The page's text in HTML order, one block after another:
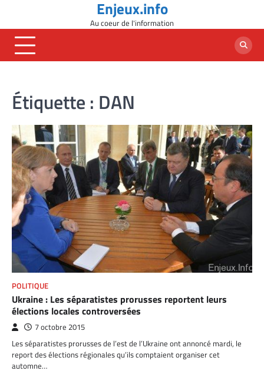
content
Enjeux.info
Au coeur de l'information
Étiquette : DAN
POLITIQUE
Ukraine : Les séparatistes prorusses reportent leurs
élections locales controversées
7 octobre 2015
Les séparatistes prorusses de l’est de l’Ukraine ont annoncé mardi, le
report des élections régionales qu’ils comptaient organiser cet
automne…